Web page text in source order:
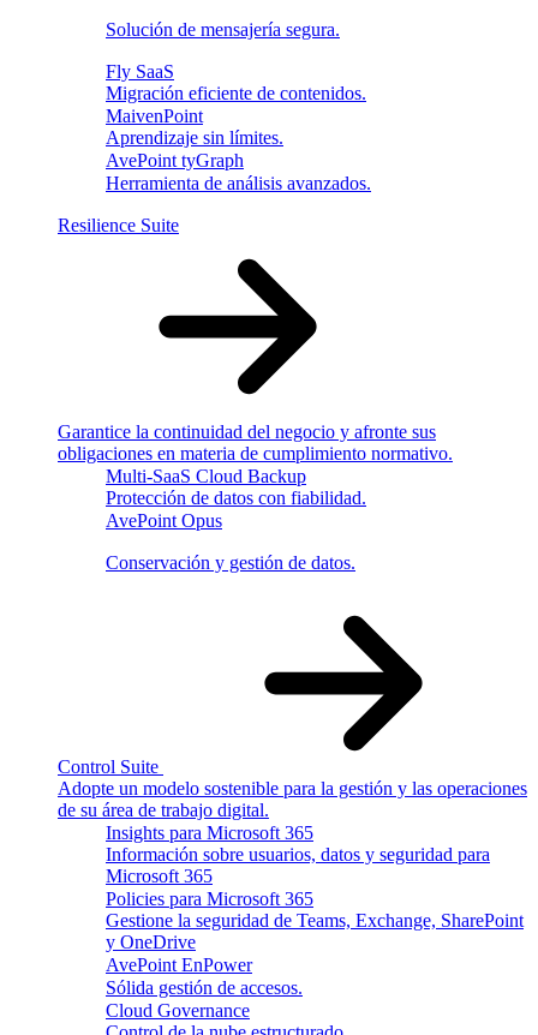
Solución de mensajería segura.
Fly SaaS
Migración eficiente de contenidos.
MaivenPoint
Aprendizaje sin límites.
AvePoint tyGraph
Herramienta de análisis avanzados.
Resilience Suite
Garantice la continuidad del negocio y afronte sus
obligaciones en materia de cumplimiento normativo.
Multi-SaaS Cloud Backup
Protección de datos con fiabilidad.
AvePoint Opus
Conservación y gestión de datos.
Control Suite
Adopte un modelo sostenible para la gestión y las operaciones
de su área de trabajo digital.
Insights para Microsoft 365
Información sobre usuarios, datos y seguridad para
Microsoft 365
Policies para Microsoft 365
Gestione la seguridad de Teams, Exchange, SharePoint
y OneDrive
AvePoint EnPower
Sólida gestión de accesos.
Cloud Governance